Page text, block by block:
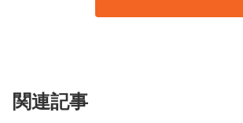
関連記事